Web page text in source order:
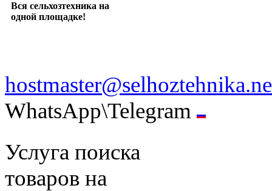
Вся сельхозтехника на
одной площадке!
WhatsApp\Telegram
Услуга поиска
товаров на